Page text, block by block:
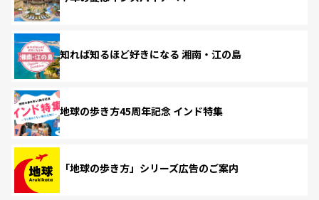
知れば知るほど好きになる 湘南・江の島
地球の歩き方45周年記念 インド特集
「地球の歩き方」シリーズ広告のご案内